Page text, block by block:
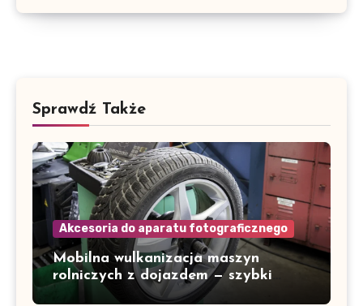
Sprawdź Także
Akcesoria do aparatu fotograficznego
Mobilna wulkanizacja maszyn
rolniczych z dojazdem — szybki
serwis w Gorzowie i okolicach